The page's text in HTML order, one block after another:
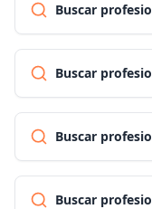
Buscar
Buscar
Buscar
Buscar